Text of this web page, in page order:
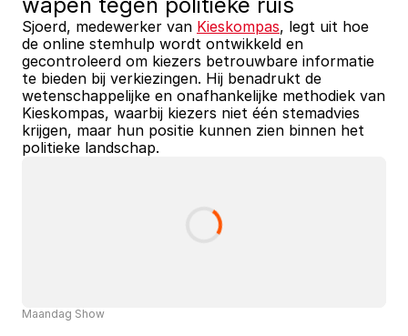
Sjoerd, medewerker van Kieskompas, legt uit hoe
de online stemhulp wordt ontwikkeld en
gecontroleerd om kiezers betrouwbare informatie
te bieden bij verkiezingen. Hij benadrukt de
wetenschappelijke en onafhankelijke methodiek van
Kieskompas, waarbij kiezers niet één stemadvies
krijgen, maar hun positie kunnen zien binnen het
politieke landschap.
Maandag Show